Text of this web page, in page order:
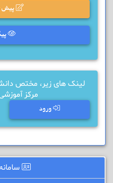
پیش
لینک های زیر، مختص
مرکز
ورود